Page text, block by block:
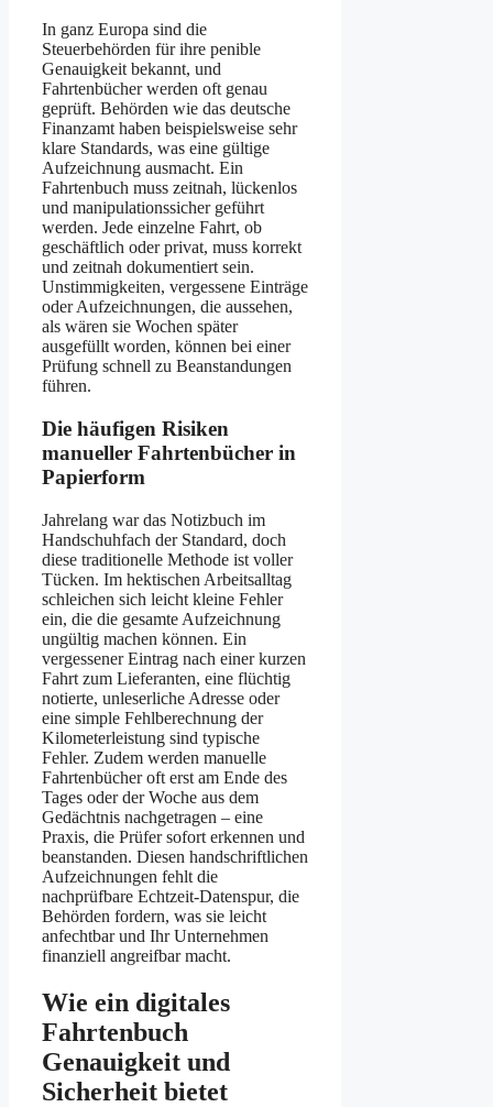
In ganz Europa sind die
Steuerbehörden für ihre penible
Genauigkeit bekannt, und
Fahrtenbücher werden oft genau
geprüft. Behörden wie das deutsche
Finanzamt haben beispielsweise sehr
klare Standards, was eine gültige
Aufzeichnung ausmacht. Ein
Fahrtenbuch muss zeitnah, lückenlos
und manipulationssicher geführt
werden. Jede einzelne Fahrt, ob
geschäftlich oder privat, muss korrekt
und zeitnah dokumentiert sein.
Unstimmigkeiten, vergessene Einträge
oder Aufzeichnungen, die aussehen,
als wären sie Wochen später
ausgefüllt worden, können bei einer
Prüfung schnell zu Beanstandungen
führen.
Die häufigen Risiken
manueller Fahrtenbücher in
Papierform
Jahrelang war das Notizbuch im
Handschuhfach der Standard, doch
diese traditionelle Methode ist voller
Tücken. Im hektischen Arbeitsalltag
schleichen sich leicht kleine Fehler
ein, die die gesamte Aufzeichnung
ungültig machen können. Ein
vergessener Eintrag nach einer kurzen
Fahrt zum Lieferanten, eine flüchtig
notierte, unleserliche Adresse oder
eine simple Fehlberechnung der
Kilometerleistung sind typische
Fehler. Zudem werden manuelle
Fahrtenbücher oft erst am Ende des
Tages oder der Woche aus dem
Gedächtnis nachgetragen – eine
Praxis, die Prüfer sofort erkennen und
beanstanden. Diesen handschriftlichen
Aufzeichnungen fehlt die
nachprüfbare Echtzeit-Datenspur, die
Behörden fordern, was sie leicht
anfechtbar und Ihr Unternehmen
finanziell angreifbar macht.
Wie ein digitales
Fahrtenbuch
Genauigkeit und
Sicherheit bietet